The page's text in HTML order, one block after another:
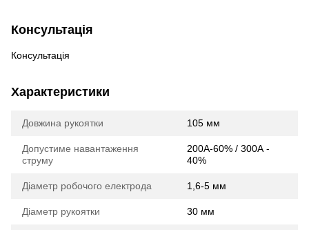
Консультація
Консультація
Характеристики
Довжина рукоятки 105 мм
Допустиме навантаження
струму
200А-60% / 300А -
40%
Діаметр робочого електрода 1,6-5 мм
Діаметр рукоятки 30 мм